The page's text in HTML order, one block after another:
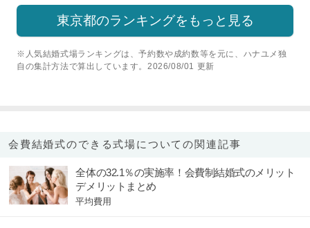
東京都のランキングをもっと見る
※人気結婚式場ランキングは、予約数や成約数等を元に、ハナユメ独
自の集計方法で算出しています。2026/08/01 更新
会費結婚式のできる式場についての関連記事
全体の32.1％の実施率！会費制結婚式のメリット
デメリットまとめ
平均費用